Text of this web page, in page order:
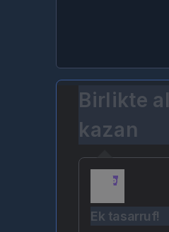
Birlikte al
kazan
Ek tasarruf!